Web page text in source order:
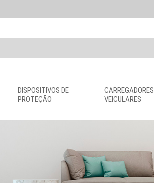
DISPOSITIVOS DE
PROTEÇÃO
CARREGADORES
VEICULARES